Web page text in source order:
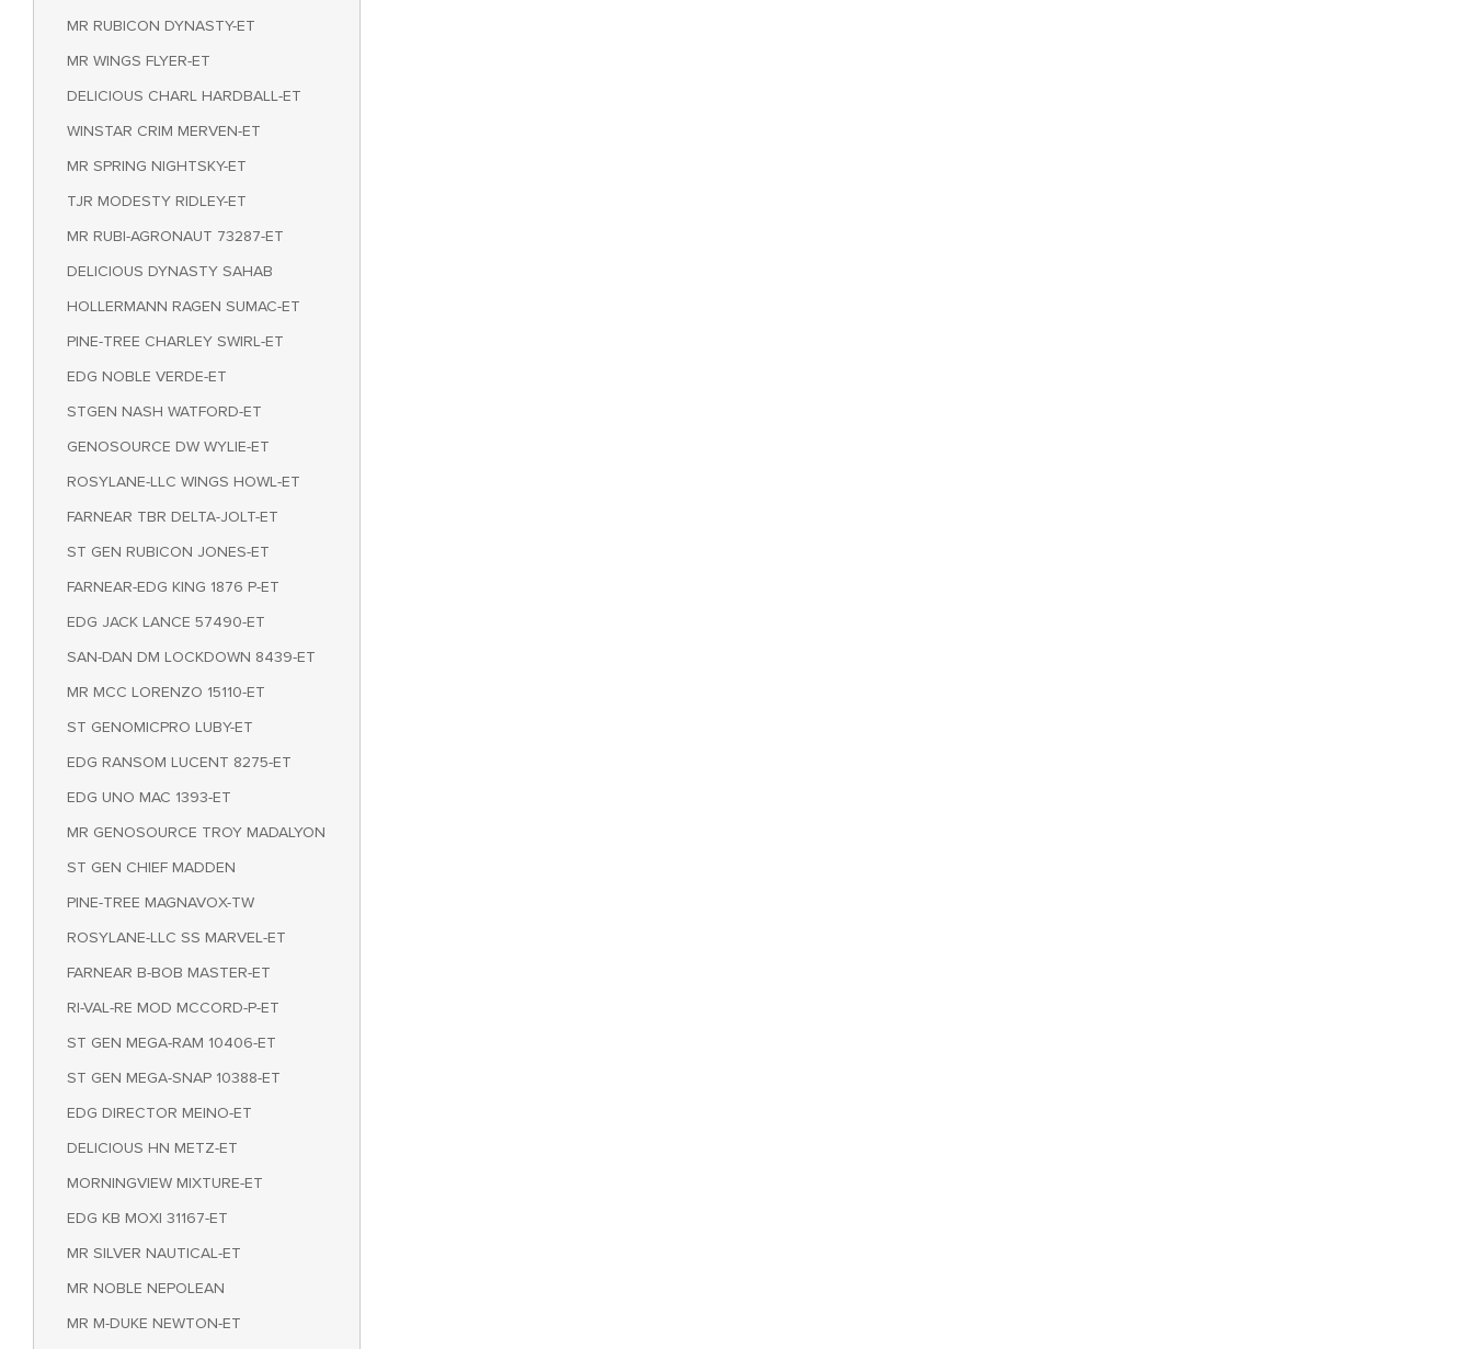
MR RUBICON DYNASTY-ET
MR WINGS FLYER-ET
DELICIOUS CHARL HARDBALL-ET
WINSTAR CRIM MERVEN-ET
MR SPRING NIGHTSKY-ET
TJR MODESTY RIDLEY-ET
MR RUBI-AGRONAUT 73287-ET
DELICIOUS DYNASTY SAHAB
HOLLERMANN RAGEN SUMAC-ET
PINE-TREE CHARLEY SWIRL-ET
EDG NOBLE VERDE-ET
STGEN NASH WATFORD-ET
GENOSOURCE DW WYLIE-ET
ROSYLANE-LLC WINGS HOWL-ET
FARNEAR TBR DELTA-JOLT-ET
ST GEN RUBICON JONES-ET
FARNEAR-EDG KING 1876 P-ET
EDG JACK LANCE 57490-ET
SAN-DAN DM LOCKDOWN 8439-ET
MR MCC LORENZO 15110-ET
ST GENOMICPRO LUBY-ET
EDG RANSOM LUCENT 8275-ET
EDG UNO MAC 1393-ET
MR GENOSOURCE TROY MADALYON
ST GEN CHIEF MADDEN
PINE-TREE MAGNAVOX-TW
ROSYLANE-LLC SS MARVEL-ET
FARNEAR B-BOB MASTER-ET
RI-VAL-RE MOD MCCORD-P-ET
ST GEN MEGA-RAM 10406-ET
ST GEN MEGA-SNAP 10388-ET
EDG DIRECTOR MEINO-ET
DELICIOUS HN METZ-ET
MORNINGVIEW MIXTURE-ET
EDG KB MOXI 31167-ET
MR SILVER NAUTICAL-ET
MR NOBLE NEPOLEAN
MR M-DUKE NEWTON-ET